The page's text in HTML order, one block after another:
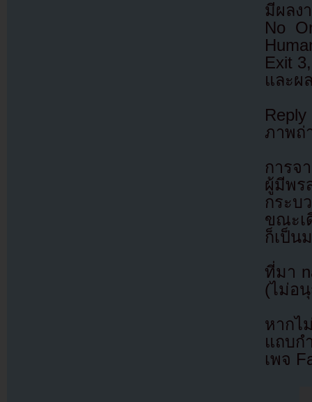
มีผลง
No
Exit
และผ
ภาพถ่
การจ
ผู้มีพร
กระ
ขณะเ
ก็เป็น
ที่มา
(ไม่อ
หากไ
แถบก
เพจ